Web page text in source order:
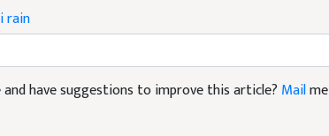
rain
have suggestions to improve this article? Mailme